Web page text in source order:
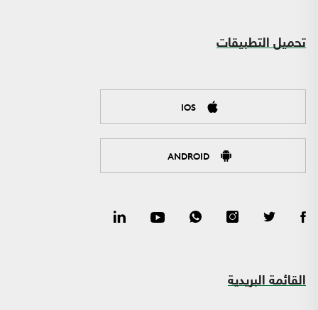
تحميل التطبيقات
IOS
ANDROID
القائمة البريدية